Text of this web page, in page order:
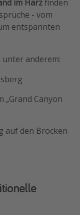
im Harzfinden
- vom
entspannten
unter anderem:
„Grand Canyon
auf den Brocken